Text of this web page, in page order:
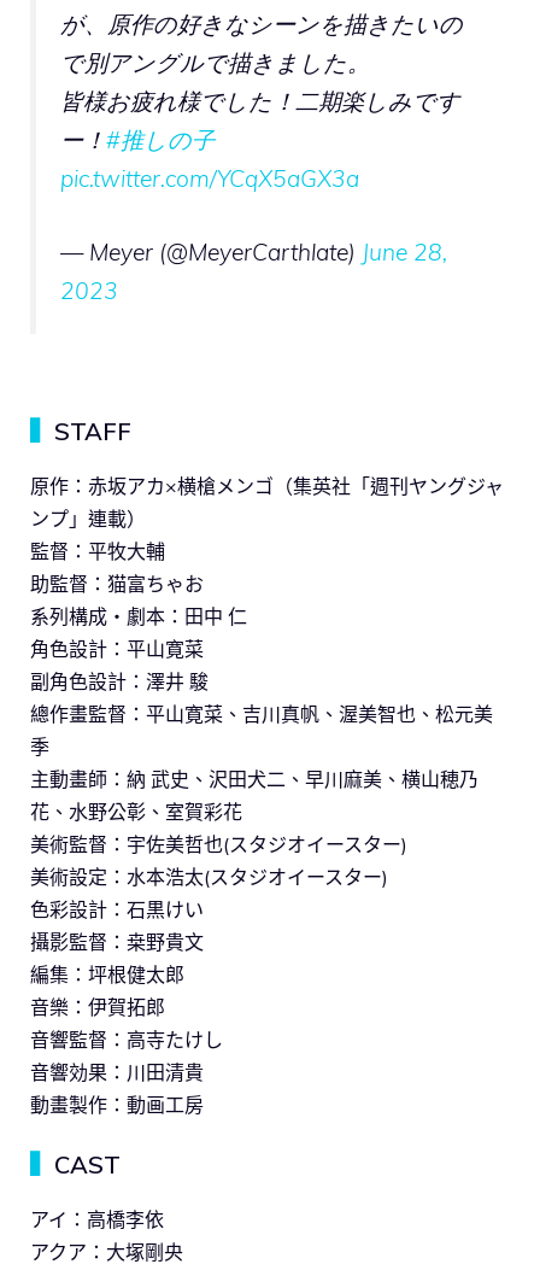
が、原作の好きなシーンを描きたいの
で別アングルで描きました。
皆様お疲れ様でした！二期楽しみです
ー！ #推しの子
pic.twitter.com/YCqX5aGX3a
— Meyer (@MeyerCarthlate) June 28,
2023
STAFF
原作：赤坂アカ×横槍メンゴ（集英社「週刊ヤングジャ
ンプ」連載）
監督：平牧大輔
助監督：猫富ちゃお
系列構成・劇本：田中 仁
角色設計：平山寛菜
副角色設計：澤井 駿
總作畫監督：平山寛菜、吉川真帆、渥美智也、松元美
季
主動畫師：納 武史、沢田犬二、早川麻美、横山穂乃
花、水野公彰、室賀彩花
美術監督：宇佐美哲也(スタジオイースター)
美術設定：水本浩太(スタジオイースター)
色彩設計：石黒けい
攝影監督：桒野貴文
編集：坪根健太郎
音樂：伊賀拓郎
音響監督：高寺たけし
音響効果：川田清貴
動畫製作：動画工房
CAST
アイ：高橋李依
アクア：大塚剛央